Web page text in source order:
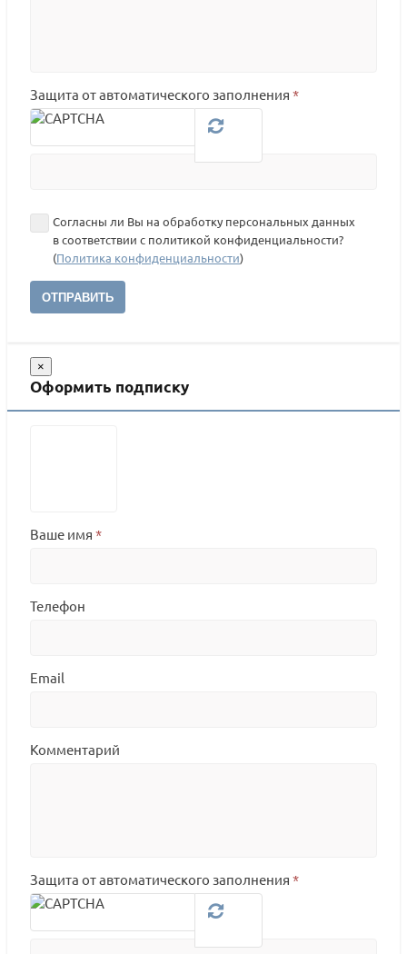
Защита от автоматического заполнения *
Согласны ли Вы на обработку персональных данных
в соответствии с политикой конфиденциальности?
(Политика конфиденциальности)
ОТПРАВИТЬ
×
Оформить подписку
Ваше имя *
Телефон
Email
Комментарий
Защита от автоматического заполнения *